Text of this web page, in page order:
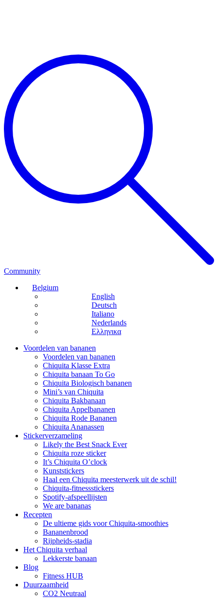
Community
Belgium
English
Deutsch
Italiano
Nederlands
Ελληνικα
Voordelen van bananen
Voordelen van bananen
Chiquita Klasse Extra
Chiquita banaan To Go
Chiquita Biologisch bananen
Mini’s van Chiquita
Chiquita Bakbanaan
Chiquita Appelbananen
Chiquita Rode Bananen
Chiquita Ananassen
Stickerverzameling
Likely the Best Snack Ever
Chiquita roze sticker
It’s Chiquita O’clock
Kunststickers
Haal een Chiquita meesterwerk uit de schil!
Chiquita-fitnessstickers
Spotify-afspeellijsten
We are bananas
Recepten
De ultieme gids voor Chiquita-smoothies
Bananenbrood
Rijpheids-stadia
Het Chiquita verhaal
Lekkerste banaan
Blog
Fitness HUB
Duurzaamheid
CO2 Neutraal